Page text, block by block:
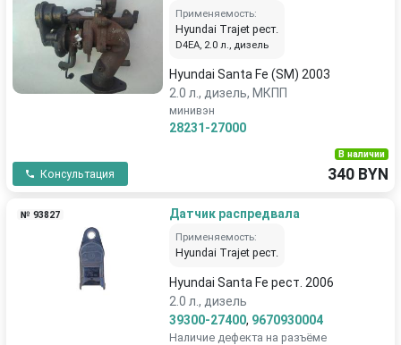
Применяемость:
Hyundai Trajet рест.
D4EA, 2.0 л., дизель
Hyundai Santa Fe (SM) 2003
2.0 л., дизель, МКПП
минивэн
28231-27000
Консультация
В наличии
340 BYN
№ 93827 Датчик распредвала
Применяемость:
Hyundai Trajet рест.
Hyundai Santa Fe рест. 2006
2.0 л., дизель
39300-27400, 9670930004
Наличие дефекта на разъёме